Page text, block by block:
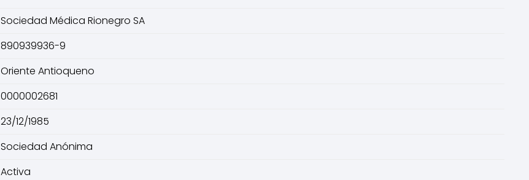
Sociedad Médica Rionegro SA
890939936-9
Oriente Antioqueno
0000002681
23/12/1985
Sociedad Anónima
Activa